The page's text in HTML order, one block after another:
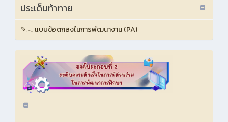
ประเด็นท้าทาย
✎𓂃แบบข้อตกลงในการพัฒนางาน (PA)